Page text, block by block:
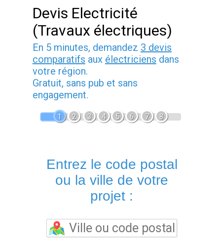
Devis Electricité
(Travaux électriques)
En 5 minutes, demandez 3 devis
comparatifs aux électriciens dans
votre région.
Gratuit, sans pub et sans
engagement.
1 2 3 4 5 6 7 8
Entrez le code postal
ou la ville de votre
projet :